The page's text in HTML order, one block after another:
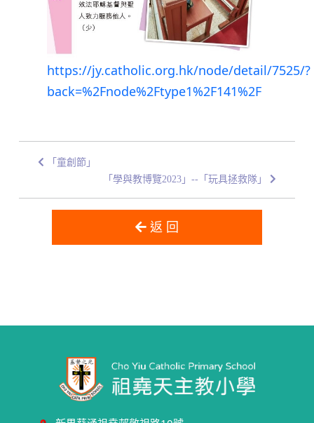
https://jy.catholic.org.hk/node/detail/7525/?
back=%2Fnode%2Ftype1%2F141%2F
「童創節」
「學與教博覽2023」--「玩具拯救隊」
返 回